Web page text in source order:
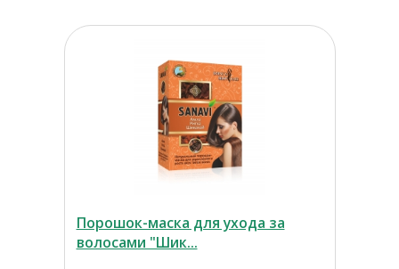
Порошок-маска для ухода за
волосами "Шик...